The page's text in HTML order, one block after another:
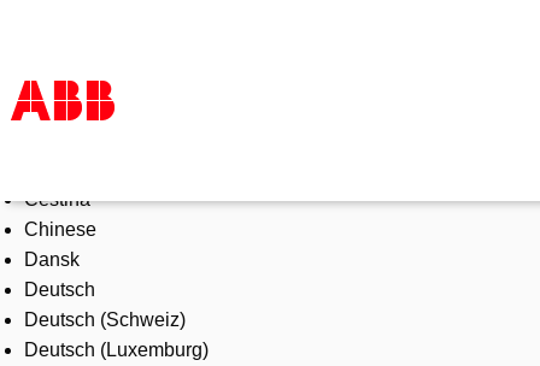
Products & Solutions
Industries
Services
About us
Where to buy
Contact us
Čeština
Chinese
Dansk
Deutsch
Deutsch (Schweiz)
Deutsch (Luxemburg)